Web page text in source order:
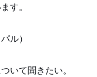
す。
ル）
いて聞きたい。